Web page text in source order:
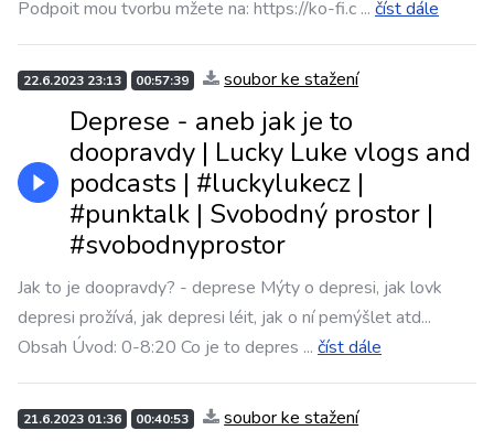
Podpoit mou tvorbu mžete na: https://ko-fi.c ... číst dále
22.6.2023 23:13 00:57:39 soubor ke stažení
Deprese - aneb jak je to
doopravdy | Lucky Luke vlogs and
podcasts | #luckylukecz |
#punktalk | Svobodný prostor |
#svobodnyprostor
Jak to je doopravdy? - deprese Mýty o depresi, jak lovk
depresi prožívá, jak depresi léit, jak o ní pemýšlet atd...
Obsah Úvod: 0-8:20 Co je to depres ... číst dále
21.6.2023 01:36 00:40:53 soubor ke stažení